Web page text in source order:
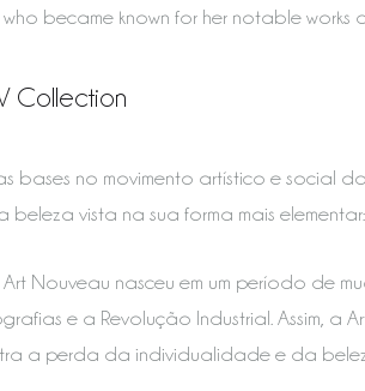
became known for her notable
Collection
bases no movimento artístico e social da
vista na sua forma mais
Nouveau nasceu em um período de
e a Revolução Industrial. Assim, a
a perda da individualidade e da